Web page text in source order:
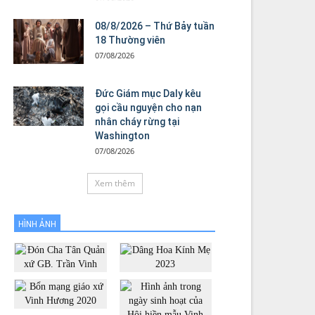
08/8/2026 – Thứ Bảy tuần
18 Thường viên
07/08/2026
Đức Giám mục Daly kêu
gọi cầu nguyện cho nạn
nhân cháy rừng tại
Washington
07/08/2026
Xem thêm
HÌNH ẢNH